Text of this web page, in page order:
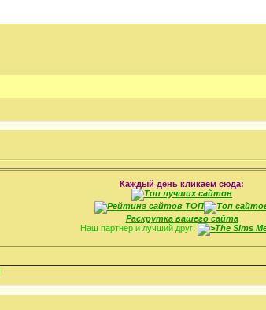
Каждый день кликаем сюда:
Раскрутка вашего сайта
Наш партнер и лучший друг: